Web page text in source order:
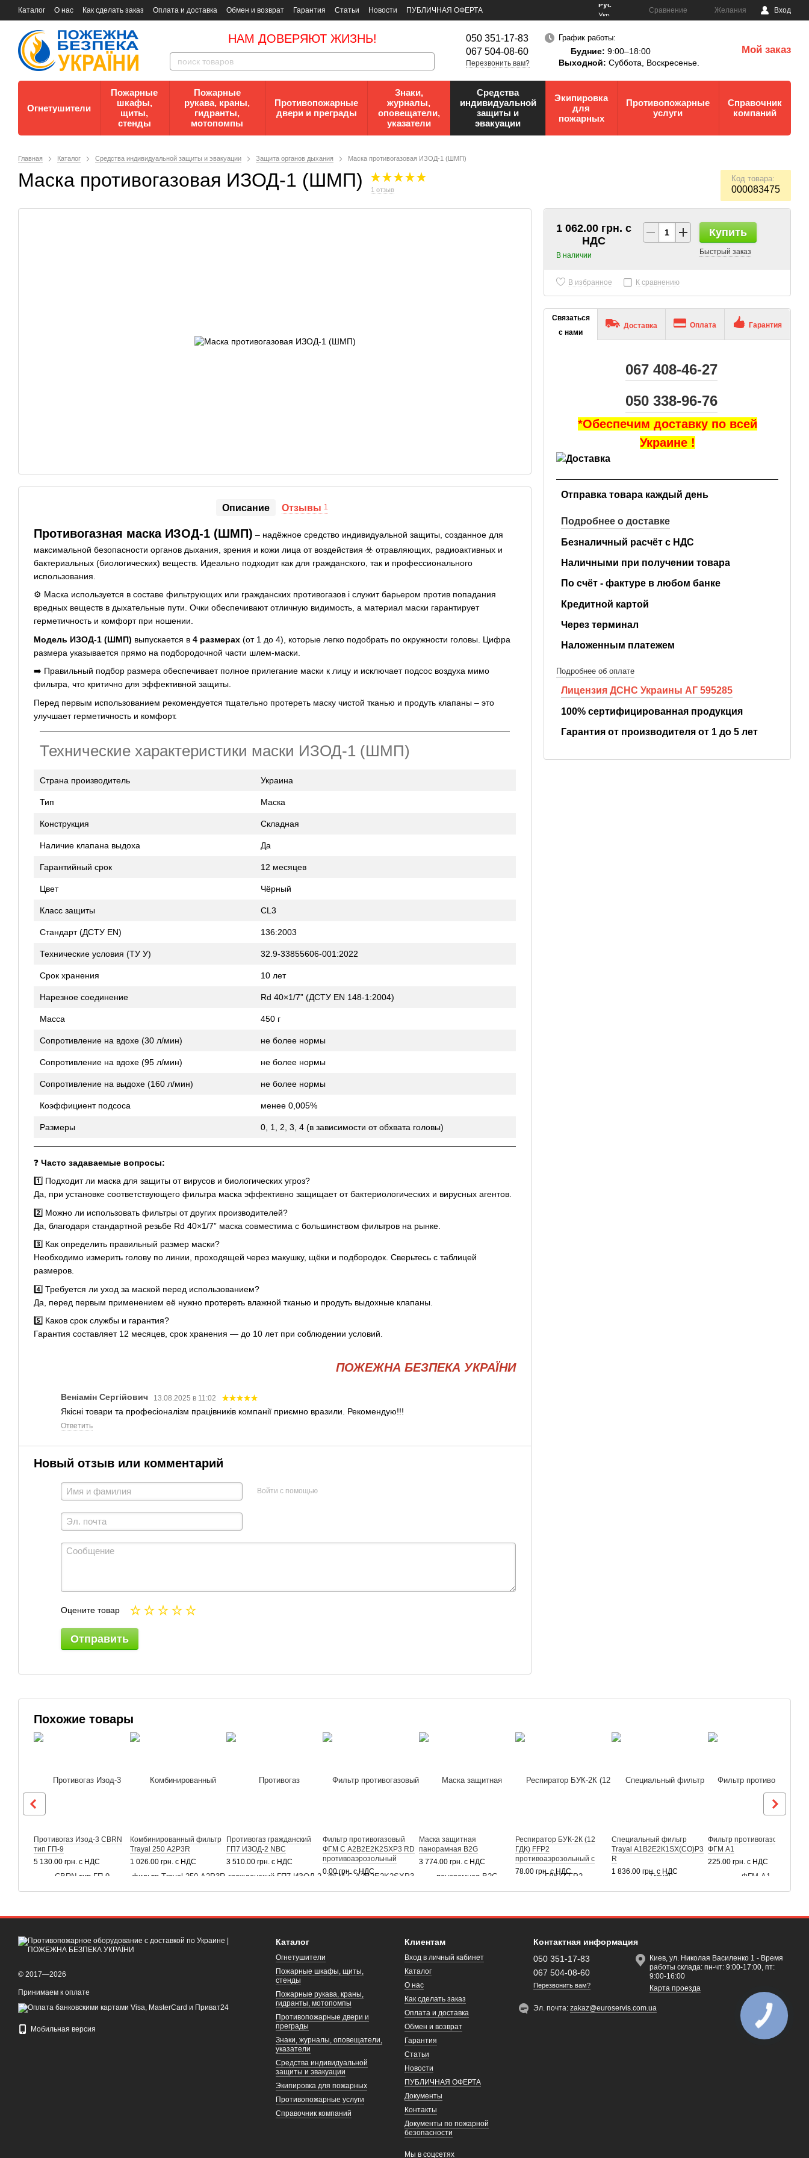
Каталог О нас Как сделать заказ Оплата и доставка Обмен и возврат Гарантия Статьи Новости
ПУБЛИЧНАЯ ОФЕРТА
Документы
Контакты Документы по пожарной безопасности
Рус
Укр
Сравнение Желания Вход
НАМ ДОВЕРЯЮТ ЖИЗНЬ!
050 351-17-83
067 504-08-60
Перезвонить вам?
График работы:
Будние: 9:00–18:00
Выходной: Суббота, Воскресенье.
Мой заказ
Огнетушители
Пожарные
шкафы,
щиты,
стенды
Пожарные
рукава, краны,
гидранты,
мотопомпы
Противопожарные
двери и преграды
Знаки,
журналы,
оповещатели,
указатели
Средства
индивидуальной
защиты и
эвакуации
Экипировка
для
пожарных
Противопожарные
услуги
Справочник
компаний
Главная Каталог Средства индивидуальной защиты и эвакуации Защита органов дыхания Маска противогазовая ИЗОД-1 (ШМП)
Маска противогазовая ИЗОД-1 (ШМП) 1 отзыв
Код товара:
000083475
Описание Отзывы 1
Противогазная маска ИЗОД-1 (ШМП) – надёжное средство индивидуальной защиты, созданное для
максимальной безопасности органов дыхания, зрения и кожи лица от воздействия ☣️ отравляющих, радиоактивных и
бактериальных (биологических) веществ. Идеально подходит как для гражданского, так и профессионального
использования.
⚙️ Маска используется в составе фильтрующих или гражданских противогазов і служит барьером против попадания
вредных веществ в дыхательные пути. Очки обеспечивают отличную видимость, а материал маски гарантирует
герметичность и комфорт при ношении.
Модель ИЗОД-1 (ШМП) выпускается в 4 размерах (от 1 до 4), которые легко подобрать по окружности головы. Цифра
размера указывается прямо на подбородочной части шлем-маски.
➡️ Правильный подбор размера обеспечивает полное прилегание маски к лицу и исключает подсос воздуха мимо
фильтра, что критично для эффективной защиты.
Перед первым использованием рекомендуется тщательно протереть маску чистой тканью и продуть клапаны – это
улучшает герметичность и комфорт.
Технические характеристики маски ИЗОД-1 (ШМП)
Страна производитель Украина
Тип Маска
Конструкция Складная
Наличие клапана выдоха Да
Гарантийный срок 12 месяцев
Цвет Чёрный
Класс защиты CL3
Стандарт (ДСТУ EN) 136:2003
Технические условия (ТУ У) 32.9-33855606-001:2022
Срок хранения 10 лет
Нарезное соединение Rd 40×1/7” (ДСТУ EN 148-1:2004)
Масса 450 г
Сопротивление на вдохе (30 л/мин) не более нормы
Сопротивление на вдохе (95 л/мин) не более нормы
Сопротивление на выдохе (160 л/мин) не более нормы
Коэффициент подсоса менее 0,005%
Размеры 0, 1, 2, 3, 4 (в зависимости от обхвата головы)
❓ Часто задаваемые вопросы:
1️⃣ Подходит ли маска для защиты от вирусов и биологических угроз?
Да, при установке соответствующего фильтра маска эффективно защищает от бактериологических и вирусных агентов.
2️⃣ Можно ли использовать фильтры от других производителей?
Да, благодаря стандартной резьбе Rd 40×1/7” маска совместима с большинством фильтров на рынке.
3️⃣ Как определить правильный размер маски?
Необходимо измерить голову по линии, проходящей через макушку, щёки и подбородок. Сверьтесь с таблицей
размеров.
4️⃣ Требуется ли уход за маской перед использованием?
Да, перед первым применением её нужно протереть влажной тканью и продуть выдохные клапаны.
5️⃣ Каков срок службы и гарантия?
Гарантия составляет 12 месяцев, срок хранения — до 10 лет при соблюдении условий.
ПОЖЕЖНА БЕЗПЕКА УКРАЇНИ
Веніамін Сергійович 13.08.2025 в 11:02
Якісні товари та професіоналізм працівників компанії приємно вразили. Рекомендую!!!
Ответить
Новый отзыв или комментарий
Войти с помощью
Оцените товар
Отправить
1 062.00 грн. с
НДС
В наличии
Купить
Быстрый заказ
В избранное К сравнению
Связаться
с нами
Доставка Оплата Гарантия
067 408-46-27
050 338-96-76
*Обеспечим доставку по всей
Украине !
Отправка товара каждый день
Подробнее о доставке
Безналичный расчёт с НДС
Наличными при получении товара
По счёт - фактуре в любом банке
Кредитной картой
Через терминал
Наложенным платежем
Подробнее об оплате
Лицензия ДСНС Украины АГ 595285
100% сертифицированная продукция
Гарантия от производителя от 1 до 5 лет
Похожие товары
Противогаз Изод-3 CBRN
тип ГП-9
5 130.00 грн. с НДС
Комбинированный фильтр
Trayal 250 А2Р3R
1 026.00 грн. с НДС
Противогаз гражданский
ГП7 ИЗОД-2 NBC
3 510.00 грн. с НДС
Фильтр противогазовый
ФГМ С A2B2E2K2SXP3 RD
противоаэрозольный
0.00 грн. с НДС
Маска защитная
панорамная B2G
3 774.00 грн. с НДС
Респиратор БУК-2К (12
ГДК) FFP2
противоаэрозольный с
клапаном
78.00 грн. с НДС
Специальный фильтр
Trayal А1В2Е2К1ЅХ(CO)Р3
R
1 836.00 грн. с НДС
Фильтр противогазовый
ФГМ А1
225.00 грн. с НДС
© 2017—2026
Принимаем к оплате
Мобильная версия
Каталог
Огнетушители
Пожарные шкафы, щиты,
стенды
Пожарные рукава, краны,
гидранты, мотопомпы
Противопожарные двери и
преграды
Знаки, журналы, оповещатели,
указатели
Средства индивидуальной
защиты и эвакуации
Экипировка для пожарных
Противопожарные услуги
Справочник компаний
Клиентам
Вход в личный кабинет
Каталог
О нас
Как сделать заказ
Оплата и доставка
Обмен и возврат
Гарантия
Статьи
Новости
ПУБЛИЧНАЯ ОФЕРТА
Документы
Контакты
Документы по пожарной
безопасности
Мы в соцсетях
Контактная информация
050 351-17-83
067 504-08-60
Перезвонить вам?
Киев, ул. Николая Василенко 1 - Время
работы склада: пн-чт: 9:00-17:00, пт:
9:00-16:00
Карта проезда
Эл. почта:zakaz@euroservis.com.ua